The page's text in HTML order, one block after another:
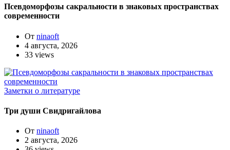
Псевдоморфозы сакральности в знаковых пространствах
современности
От ninaoft
4 августа, 2026
33 views
Заметки о литературе
Три души Свидригайлова
От ninaoft
2 августа, 2026